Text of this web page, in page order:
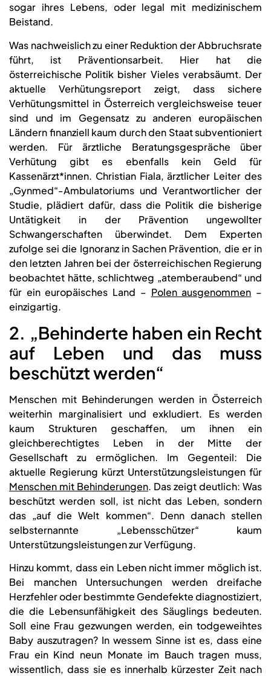
sogar ihres Lebens, oder legal mit medizinischem
Beistand.
Was nachweislich zu einer Reduktion der Abbruchsrate
führt, ist Präventionsarbeit. Hier hat die
österreichische Politik bisher Vieles verabsäumt. Der
aktuelle Verhütungsreport zeigt, dass sichere
Verhütungsmittel in Österreich vergleichsweise teuer
sind und im Gegensatz zu anderen europäischen
Ländern finanziell kaum durch den Staat subventioniert
werden. Für ärztliche Beratungsgespräche über
Verhütung gibt es ebenfalls kein Geld für
Kassenärzt*innen. Christian Fiala, ärztlicher Leiter des
„Gynmed“-Ambulatoriums und Verantwortlicher der
Studie, plädiert dafür, dass die Politik die bisherige
Untätigkeit in der Prävention ungewollter
Schwangerschaften überwindet. Dem Experten
zufolge sei die Ignoranz in Sachen Prävention, die er in
den letzten Jahren bei der österreichischen Regierung
beobachtet hätte, schlichtweg „atemberaubend“ und
für ein europäisches Land – Polen ausgenommen –
einzigartig.
2. „Behinderte haben ein Recht
auf Leben und das muss
beschützt werden“
Menschen mit Behinderungen werden in Österreich
weiterhin marginalisiert und exkludiert. Es werden
kaum Strukturen geschaffen, um ihnen ein
gleichberechtigtes Leben in der Mitte der
Gesellschaft zu ermöglichen. Im Gegenteil: Die
aktuelle Regierung kürzt Unterstützungsleistungen für
Menschen mit Behinderungen. Das zeigt deutlich: Was
beschützt werden soll, ist nicht das Leben, sondern
das „auf die Welt kommen“. Denn danach stellen
selbsternannte „Lebensschützer“ kaum
Unterstützungsleistungen zur Verfügung.
Hinzu kommt, dass ein Leben nicht immer möglich ist.
Bei manchen Untersuchungen werden dreifache
Herzfehler oder bestimmte Gendefekte diagnostiziert,
die die Lebensunfähigkeit des Säuglings bedeuten.
Soll eine Frau gezwungen werden, ein todgeweihtes
Baby auszutragen? In wessem Sinne ist es, dass eine
Frau ein Kind neun Monate im Bauch tragen muss,
wissentlich, dass sie es innerhalb kürzester Zeit nach